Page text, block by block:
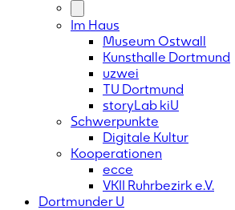
Im Haus
Museum Ostwall
Kunsthalle Dortmund
uzwei
TU Dortmund
storyLab kiU
Schwerpunkte
Digitale Kultur
Kooperationen
ecce
VKII Ruhrbezirk e.V.
Dortmunder U